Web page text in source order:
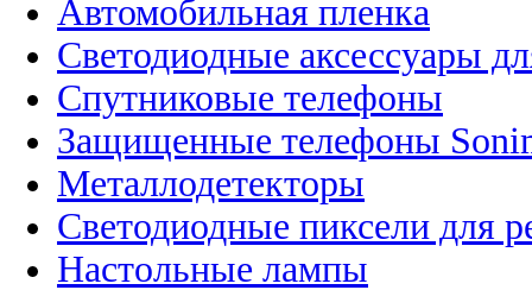
Автомобильная пленка
Светодиодные аксессуары
Спутниковые телефоны
Защищенные телефоны
Металлодетекторы
Светодиодные пиксели для
Настольные лампы